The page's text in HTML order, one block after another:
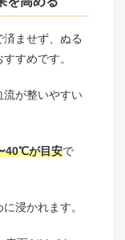
ませず、ぬる
すめです。
流が整いやすい
40℃が目安で
浸かれます。